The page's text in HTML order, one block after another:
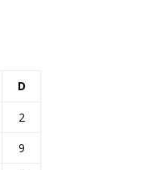
D
2
9